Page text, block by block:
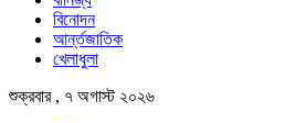
বিনোদন
আর্ন্তজাতিক
খেলাধুলা
শুক্রবার , ৭ অগাস্ট ২০২৬